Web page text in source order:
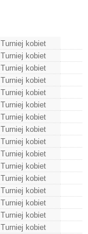
Turniej kobiet
Turniej kobiet
Turniej kobiet
Turniej kobiet
Turniej kobiet
Turniej kobiet
Turniej kobiet
Turniej kobiet
Turniej kobiet
Turniej kobiet
Turniej kobiet
Turniej kobiet
Turniej kobiet
Turniej kobiet
Turniej kobiet
Turniej kobiet